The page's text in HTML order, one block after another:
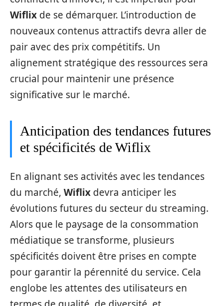
Wiflix de se démarquer. L’introduction de
nouveaux contenus attractifs devra aller de
pair avec des prix compétitifs. Un
alignement stratégique des ressources sera
crucial pour maintenir une présence
significative sur le marché.
Anticipation des tendances futures
et spécificités de Wiflix
En alignant ses activités avec les tendances
du marché, Wiflix devra anticiper les
évolutions futures du secteur du streaming.
Alors que le paysage de la consommation
médiatique se transforme, plusieurs
spécificités doivent être prises en compte
pour garantir la pérennité du service. Cela
englobe les attentes des utilisateurs en